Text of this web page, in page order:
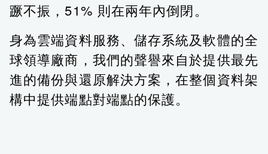
蹶不振，51% 則在兩年內倒閉。
身為雲端資料服務、儲存系統及軟體的全
球領導廠商，我們的聲譽來自於提供最先
進的備份與還原解決方案，在整個資料架
構中提供端點對端點的保護。